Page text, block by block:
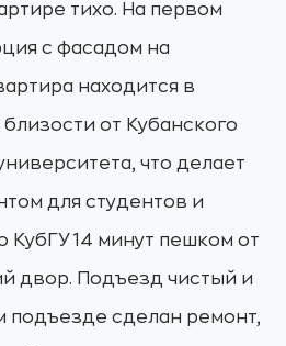
тихо. На первом
с фасадом на
находится в
от Кубанского
что делает
для студентов и
КубГУ 14 минут пешком от
двор. Подъезд чистый и
подъезде сделан ремонт,